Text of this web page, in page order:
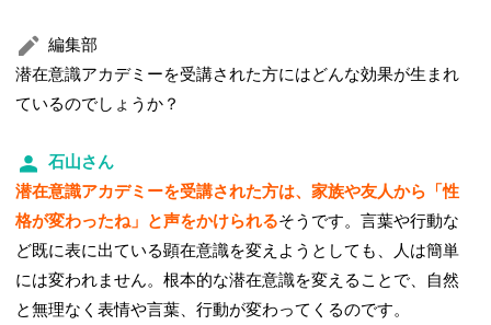
編集部
潜在意識アカデミーを受講された方にはどんな効果が生まれ
ているのでしょうか？
石山さん
潜在意識アカデミーを受講された方は、家族や友人から「性
格が変わったね」と声をかけられるそうです。言葉や行動な
ど既に表に出ている顕在意識を変えようとしても、人は簡単
には変われません。根本的な潜在意識を変えることで、自然
と無理なく表情や言葉、行動が変わってくるのです。